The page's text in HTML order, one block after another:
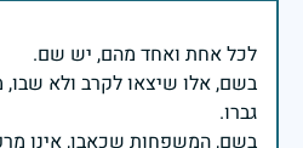
בשם, אלו שיצאו לקרב ולא שבו,